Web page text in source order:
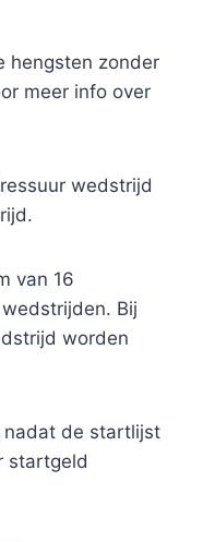
hengsten zonder
meer info over
wedstrijd
van 16
Bij
worden
nadat de startlijst
startgeld